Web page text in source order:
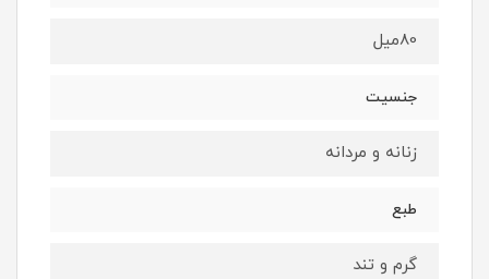
80میل
جنسیت
زنانه و مردانه
طبع
گرم و تند